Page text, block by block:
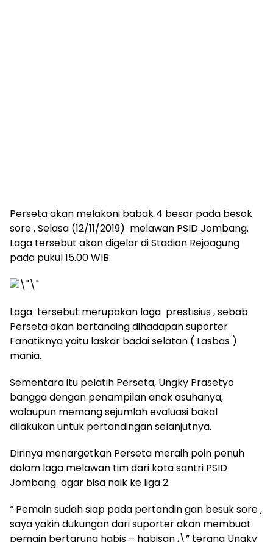
Perseta akan melakoni babak 4 besar pada besok
sore , Selasa (12/11/2019) melawan PSID Jombang.
Laga tersebut akan digelar di Stadion Rejoagung
pada pukul 15.00 WIB.
Laga tersebut merupakan laga prestisius , sebab
Perseta akan bertanding dihadapan suporter
Fanatiknya yaitu laskar badai selatan ( Lasbas )
mania.
Sementara itu pelatih Perseta, Ungky Prasetyo
bangga dengan penampilan anak asuhanya,
walaupun memang sejumlah evaluasi bakal
dilakukan untuk pertandingan selanjutnya.
Dirinya menargetkan Perseta meraih poin penuh
dalam laga melawan tim dari kota santri PSID
Jombang agar bisa naik ke liga 2.
“ Pemain sudah siap pada pertandin gan besuk sore ,
saya yakin dukungan dari suporter akan membuat
pemain bertarung habis – habisan ,\” terang Ungky